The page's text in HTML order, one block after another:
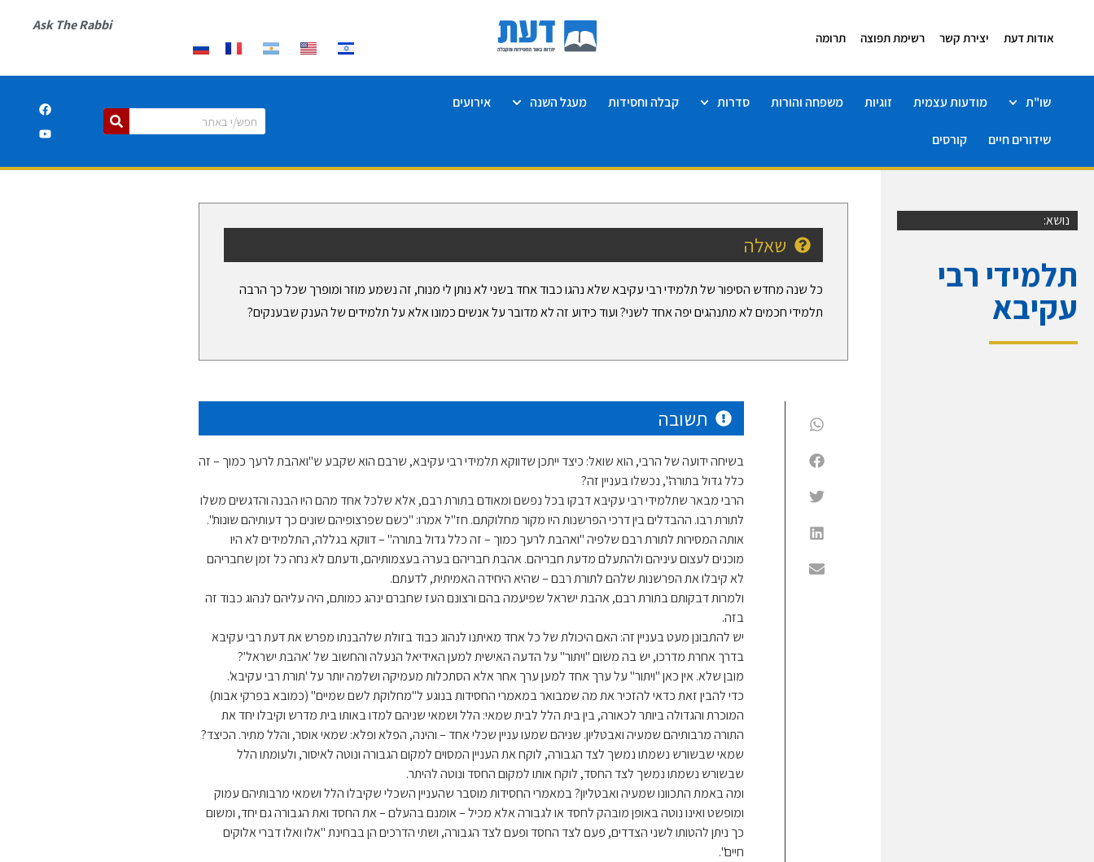
אודות דעת יצירת קשר רשימת תפוצה תרומה
Ask The Rabbi
שו"ת מודעות עצמית זוגיות משפחה והורות סדרות קבלה וחסידות מעגל השנה אירועים
שידורים חיים קורסים
נושא:
תלמידי רבי
עקיבא
שאלה
כל שנה מחדש הסיפור של תלמידי רבי עקיבא שלא נהגו כבוד אחד בשני לא נותן לי מנוח, זה נשמע מוזר ומופרך שכל כך הרבה
תלמידי חכמים לא מתנהגים יפה אחד לשני? ועוד כידוע זה לא מדובר על אנשים כמונו אלא על תלמידים של הענק שבענקים?
תשובה
בשיחה ידועה של הרבי, הוא שואל: כיצד ייתכן שדווקא תלמידי רבי עקיבא, שרבם הוא שקבע ש"ואהבת לרעך כמוך – זה
כלל גדול בתורה", נכשלו בעניין זה?
הרבי מבאר שתלמידי רבי עקיבא דבקו בכל נפשם ומאודם בתורת רבם, אלא שלכל אחד מהם היו הבנה והדגשים משלו
לתורת רבו. ההבדלים בין דרכי הפרשנות היו מקור מחלוקתם. חז"ל אמרו: "כשם שפרצופיהם שונים כך דעותיהם שונות".
אותה המסירות לתורת רבם שלפיה "ואהבת לרעך כמוך – זה כלל גדול בתורה" – דווקא בגללה, התלמידים לא היו
מוכנים לעצום עיניהם ולהתעלם מדעת חבריהם. אהבת חבריהם בערה בעצמותיהם, ודעתם לא נחה כל זמן שחבריהם
לא קיבלו את הפרשנות שלהם לתורת רבם – שהיא היחידה האמיתית, לדעתם.
ולמרות דבקותם בתורת רבם, אהבת ישראל שפיעמה בהם ורצונם העז שחברם ינהג כמותם, היה עליהם לנהוג כבוד זה
בזה.
יש להתבונן מעט בעניין זה: האם היכולת של כל אחד מאיתנו לנהוג כבוד בזולת שלהבנתו מפרש את דעת רבי עקיבא
בדרך אחרת מדרכו, יש בה משום "ויתור" על הדעה האישית למען האידיאל הנעלה והחשוב של 'אהבת ישראל'?
מובן שלא. אין כאן "ויתור" על ערך אחד למען ערך אחר אלא הסתכלות מעמיקה ושלמה יותר על 'תורת רבי עקיבא'.
כדי להבין זאת כדאי להזכיר את מה שמבואר במאמרי החסידות בנוגע ל"מחלוקת לשם שמיים" (כמובא בפרקי אבות)
המוכרת והגדולה ביותר לכאורה, בין בית הלל לבית שמאי: הלל ושמאי שניהם למדו באותו בית מדרש וקיבלו יחד את
התורה מרבותיהם שמעיה ואבטליון. שניהם שמעו עניין שכלי אחד – והינה, הפלא ופלא: שמאי אוסר, והלל מתיר. הכיצד?
שמאי שבשורש נשמתו נמשך לצד הגבורה, לוקח את העניין המסוים למקום הגבורה ונוטה לאיסור, ולעומתו הלל
שבשורש נשמתו נמשך לצד החסד, לוקח אותו למקום החסד ונוטה להיתר.
ומה באמת התכוונו שמעיה ואבטליון? במאמרי החסידות מוסבר שהעניין השכלי שקיבלו הלל ושמאי מרבותיהם עמוק
ומופשט ואינו נוטה באופן מובהק לחסד או לגבורה אלא מכיל – אומנם בהעלם – את החסד ואת הגבורה גם יחד, ומשום
כך ניתן להטותו לשני הצדדים, פעם לצד החסד ופעם לצד הגבורה, ושתי הדרכים הן בבחינת "אלו ואלו דברי אלוקים
חיים".